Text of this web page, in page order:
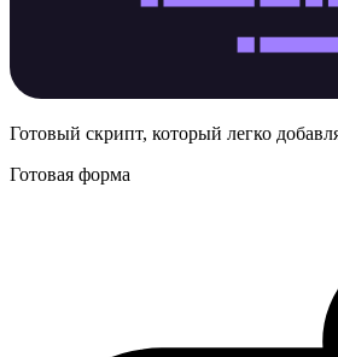
Готовый скрипт, который легко
Готовая форма